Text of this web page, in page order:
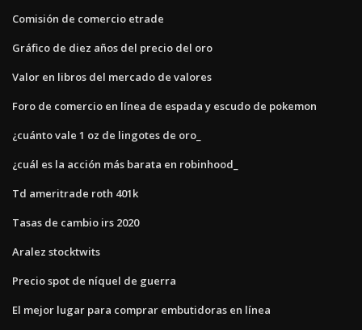
Comisión de comercio etrade
Gráfico de diez años del precio del oro
Valor en libros del mercado de valores
Foro de comercio en línea de espada y escudo de pokemon
¿cuánto vale 1 oz de lingotes de oro_
¿cuál es la acción más barata en robinhood_
Td ameritrade roth 401k
Tasas de cambio irs 2020
Aralez stocktwits
Precio spot de níquel de guerra
El mejor lugar para comprar embutidoras en línea